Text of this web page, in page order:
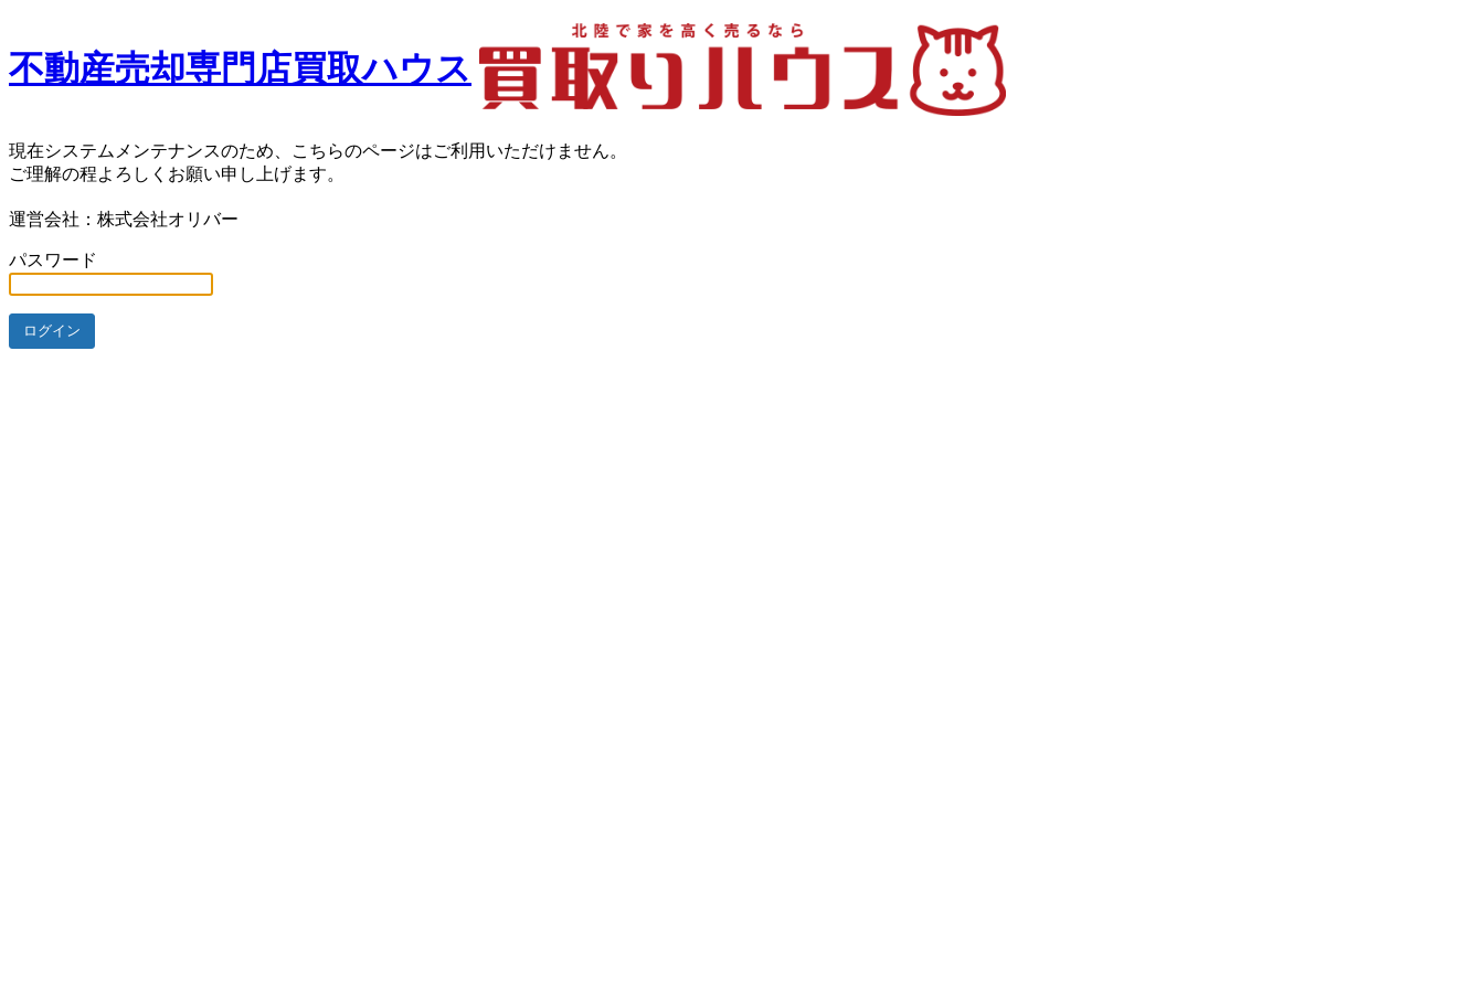
不動産売却専門店買取ハウス
現在システムメンテナンスのため、こちらのページはご利用いただけません。
ご理解の程よろしくお願い申し上げます。
運営会社：株式会社オリバー
パスワード